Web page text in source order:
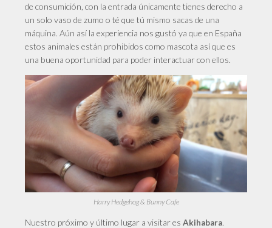
de consumición, con la entrada únicamente tienes derecho a
un solo vaso de zumo o té que tú mismo sacas de una
máquina. Aún así la experiencia nos gustó ya que en España
estos animales están prohibidos como mascota así que es
una buena oportunidad para poder interactuar con ellos.
Harry Hedgehog & Bunny Cafe
Nuestro próximo y último lugar a visitar esAkihabara.